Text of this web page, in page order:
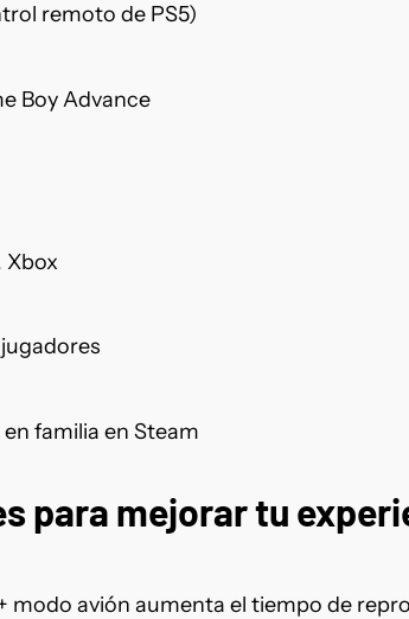
remoto de PS5)
Boy Advance
Xbox
familia en Steam
para mejorar tu
modo avión aumenta el tiempo de